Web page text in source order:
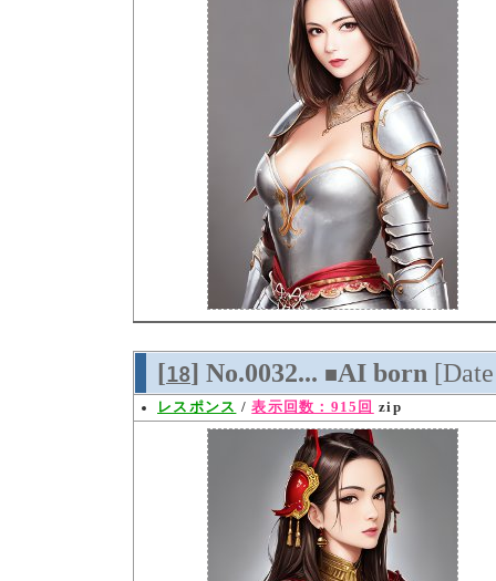
[18] No.0032... ■AI born
レスポンス /表示回数：915回 zip